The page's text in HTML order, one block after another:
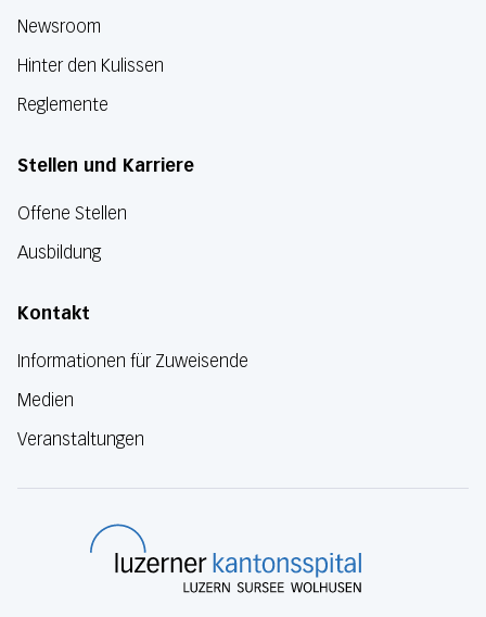
Newsroom
Hinter den Kulissen
Reglemente
Stellen und Karriere
Offene Stellen
Ausbildung
Kontakt
Informationen für Zuweisende
Medien
Veranstaltungen